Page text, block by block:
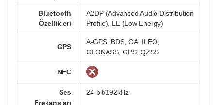
Bluetooth
Özellikleri
A2DP (Advanced Audio Distribution
Profile), LE (Low Energy)
GPS
A-GPS, BDS, GALILEO,
GLONASS, GPS, QZSS
NFC
Ses
Frekansları
24-bit/192kHz